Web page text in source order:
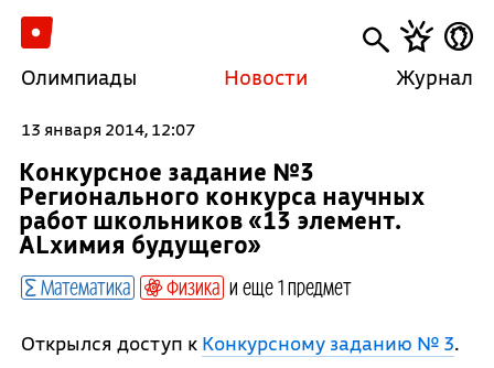
Олимпиады Новости Журнал
13 января 2014, 12:07
Конкурсное задание №3
Регионального конкурса научных
работ школьников «13 элемент.
ALхимия будущего»
Математика Физика и еще 1 предмет
Открылся доступ к Конкурсному заданию № 3.